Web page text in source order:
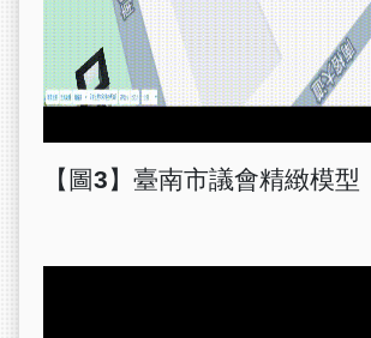
【圖3】 臺南市議會精緻模型